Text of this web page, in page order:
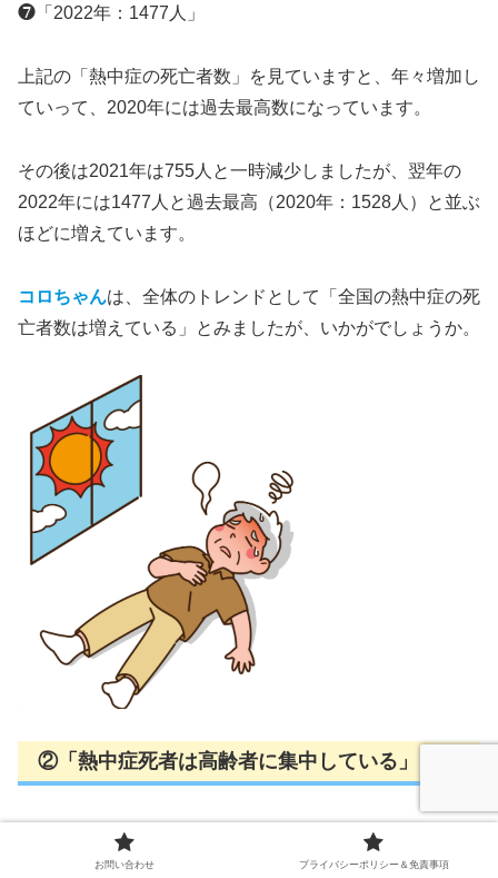
❼「2022年：1477人」
上記の「熱中症の死亡者数」を見ていますと、年々増加し
ていって、2020年には過去最高数になっています。
その後は2021年は755人と一時減少しましたが、翌年の
2022年には1477人と過去最高（2020年：1528人）と並ぶ
ほどに増えています。
コロちゃんは、全体のトレンドとして「全国の熱中症の死
亡者数は増えている」とみましたが、いかがでしょうか。
②「熱中症死者は高齢者に集中している」
上記の表で一番最新の2022年の「熱中症死者」の年代別
構成をみると、70代・80代が多いですね。
お問い合わせ プライバシーポリシー＆免責事項